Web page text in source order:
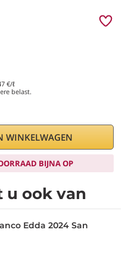
€/ℓ
belast.
WINKELWAGEN
BIJNA OP
u ook van
Edda 2024 San